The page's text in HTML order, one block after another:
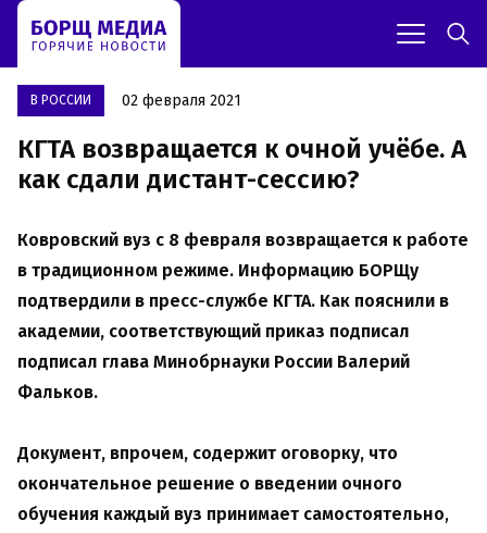
В РОССИИ 02 февраля 2021
КГТА возвращается к очной учёбе. А
как сдали дистант-сессию?
Ковровский вуз с 8 февраля возвращается к работе
в традиционном режиме. Информацию БОРЩу
подтвердили в пресс-службе КГТА. Как пояснили в
академии, соответствующий приказ подписал
подписал глава Минобрнауки России Валерий
Фальков.
Документ, впрочем, содержит оговорку, что
окончательное решение о введении очного
обучения каждый вуз принимает самостоятельно,